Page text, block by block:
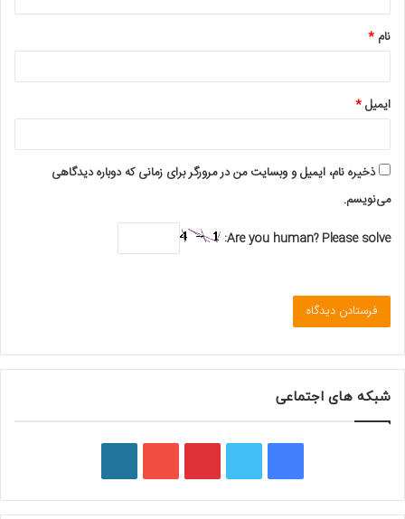
*
نام *
ایمیل*
ذخیره نام، ایمیل و وبسایت من در مرورگر برای زمانی که دوباره دیدگاهی
می‌نویسم.
Are you human? Please solve:
شبکه های اجتماعی
ی
و
ی
و
ر